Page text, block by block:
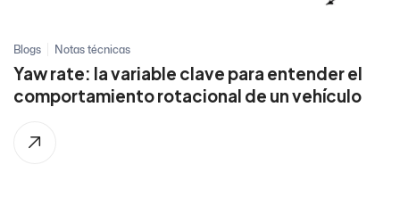
Blogs Notas técnicas
Yaw rate: la variable clave para entender el
comportamiento rotacional de un vehículo